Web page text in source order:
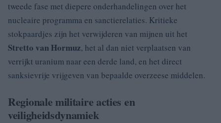
tweede fase met diepere onderhandelingen over het
nucleaire programma en sanctierelaties. Kritieke
stokpaardjes zijn het verwijderen van mijnen uit het
Stretto van Hormuz, het al dan niet verplaatsen van
verrijkt uranium naar een derde land, en het direct
sanksievrije vrijgeven van bepaalde overzeese middelen.
Regionale militaire acties en
veiligheidsdynamiek